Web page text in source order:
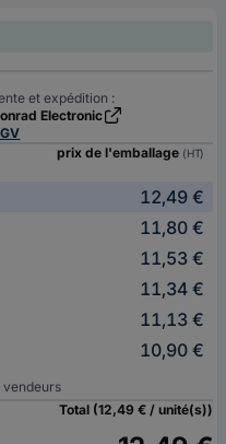
et expédition :
Electronic
prix de l'emballage (HT)
12,49 €
11,80 €
11,53 €
11,34 €
11,13 €
10,90 €
vendeurs
Total (12,49 € / unité(s))